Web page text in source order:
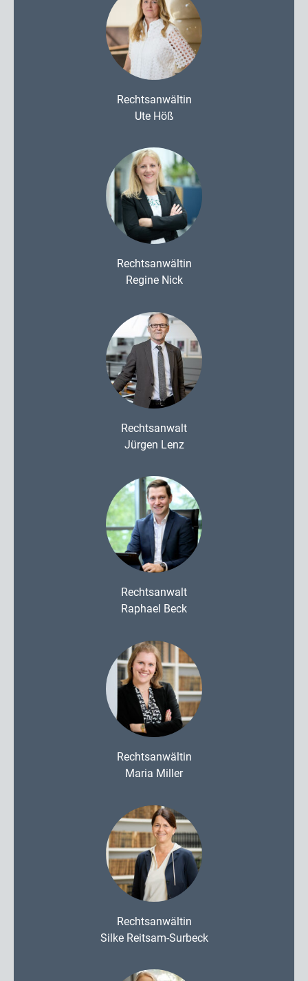
Rechtsanwältin
Ute Höß
Rechtsanwältin
Regine Nick
Rechtsanwalt
Jürgen Lenz
Rechtsanwalt
Raphael Beck
Rechtsanwältin
Maria Miller
Rechtsanwältin
Silke Reitsam-Surbeck